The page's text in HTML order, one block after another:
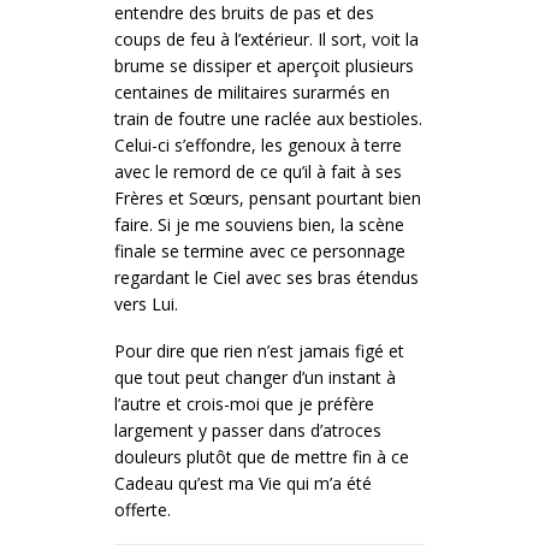
entendre des bruits de pas et des
coups de feu à l’extérieur. Il sort, voit la
brume se dissiper et aperçoit plusieurs
centaines de militaires surarmés en
train de foutre une raclée aux bestioles.
Celui-ci s’effondre, les genoux à terre
avec le remord de ce qu’il à fait à ses
Frères et Sœurs, pensant pourtant bien
faire. Si je me souviens bien, la scène
finale se termine avec ce personnage
regardant le Ciel avec ses bras étendus
vers Lui.
Pour dire que rien n’est jamais figé et
que tout peut changer d’un instant à
l’autre et crois-moi que je préfère
largement y passer dans d’atroces
douleurs plutôt que de mettre fin à ce
Cadeau qu’est ma Vie qui m’a été
offerte.